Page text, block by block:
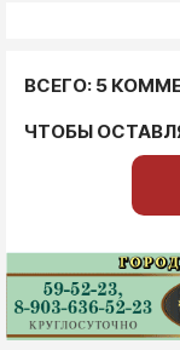
ВСЕГО: 5
ЧТОБЫ